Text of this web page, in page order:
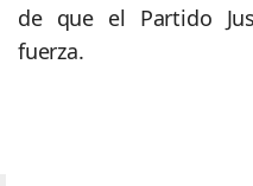
de que el Partido
fuerza.